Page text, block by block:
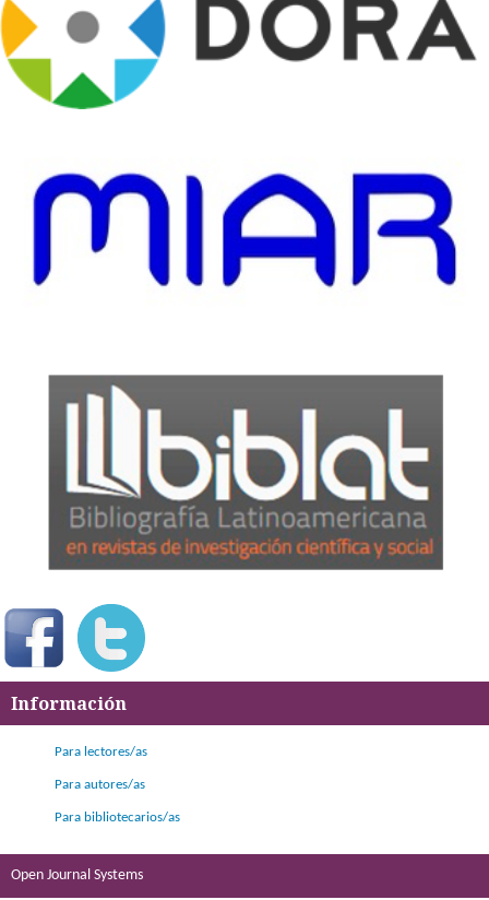
Información
Para lectores/as
Para autores/as
Para bibliotecarios/as
Open Journal Systems